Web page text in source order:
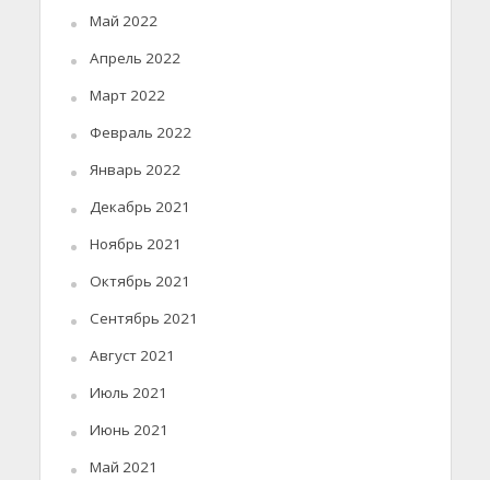
Май 2022
Апрель 2022
Март 2022
Февраль 2022
Январь 2022
Декабрь 2021
Ноябрь 2021
Октябрь 2021
Сентябрь 2021
Август 2021
Июль 2021
Июнь 2021
Май 2021